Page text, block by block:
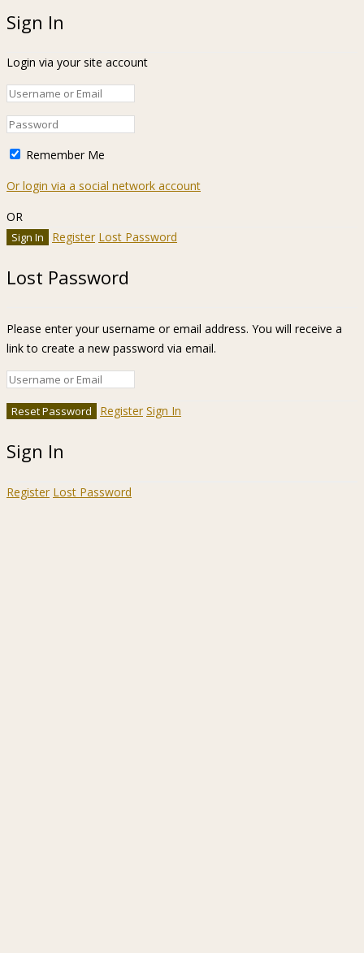
Sign In
Login via your site account
Remember Me
Or login via a social network account
OR
Register Lost Password
Lost Password
Please enter your username or email address. You will receive a
link to create a new password via email.
Register Sign In
Sign In
Register Lost Password